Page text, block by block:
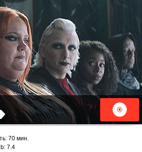
70 мин.
7.4